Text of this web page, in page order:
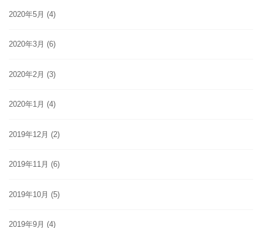
2020年5月 (4)
2020年3月 (6)
2020年2月 (3)
2020年1月 (4)
2019年12月 (2)
2019年11月 (6)
2019年10月 (5)
2019年9月 (4)